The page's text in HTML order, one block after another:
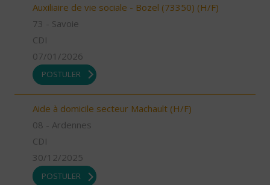
Auxiliaire de vie sociale - Bozel (73350) (H/F)
73 - Savoie
CDI
07/01/2026
POSTULER
Aide à domicile secteur Machault (H/F)
08 - Ardennes
CDI
30/12/2025
POSTULER